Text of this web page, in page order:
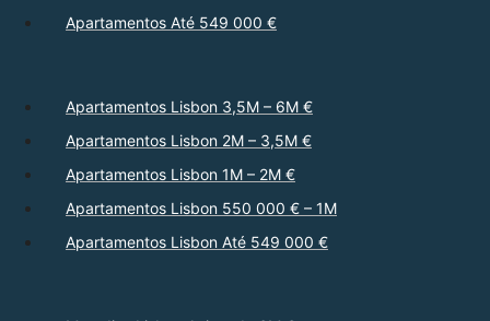
Apartamentos Até 549 000 €
Apartamentos Lisbon 3,5M – 6M €
Apartamentos Lisbon 2M – 3,5M €
Apartamentos Lisbon 1M – 2M €
Apartamentos Lisbon 550 000 € – 1M
Apartamentos Lisbon Até 549 000 €